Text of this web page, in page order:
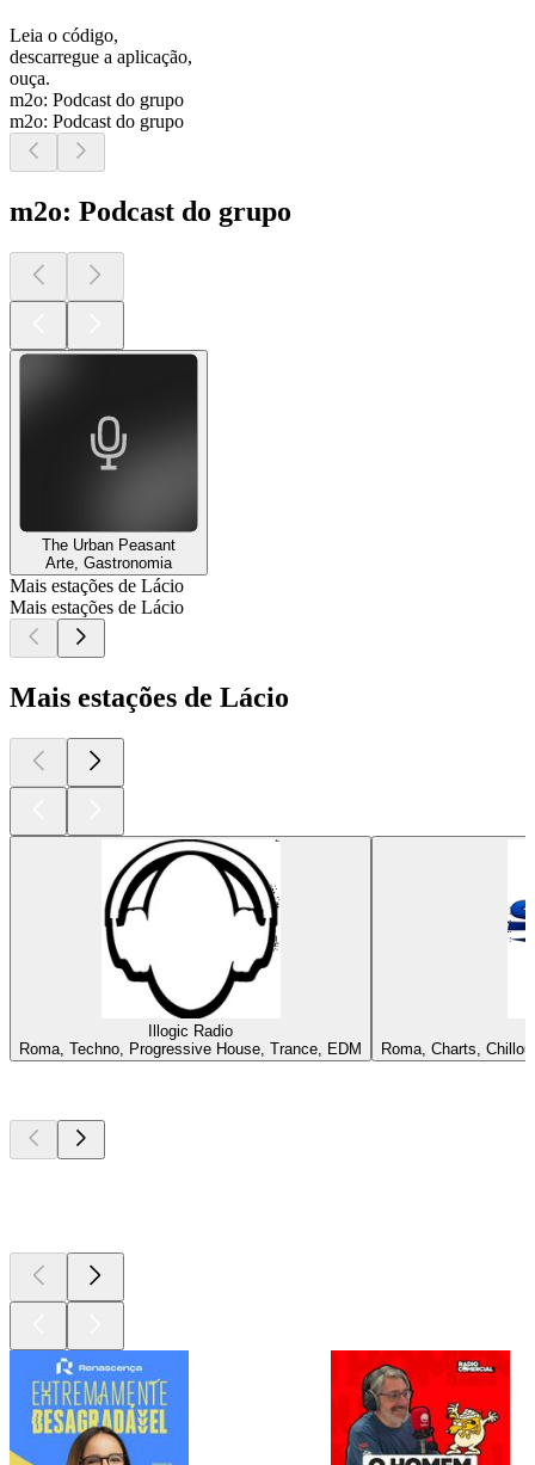
Leia o código,
descarregue a aplicação,
ouça.
m2o: Podcast do grupo
m2o: Podcast do grupo
m2o: Podcast do grupo
The Urban Peasant
Arte, Gastronomia
Mais estações de Lácio
Mais estações de Lácio
Mais estações de Lácio
Illogic Radio
Roma, Techno, Progressive House, Trance, EDM
Roma, Charts,